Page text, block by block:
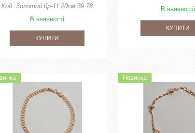
Золотий бр-11 20см 39.78
В наявності
КУПИТИ
В наявності
КУПИТИ
Новинка